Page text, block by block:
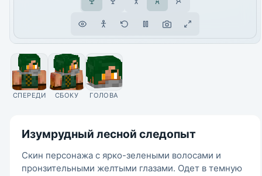
СПЕРЕДИ СБОКУ ГОЛОВА
Изумрудный лесной следопыт
Скин персонажа с ярко-зелеными волосами и
пронзительными желтыми глазами. Одет в темную